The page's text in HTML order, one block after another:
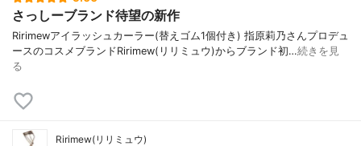
さっしーブランド待望の新作
⁡Ririmew⁡⁡アイラッシュカーラー⁡⁡⁡(替えゴム1個付き) ⁡⁡⁡⁡⁡指原莉乃さんプロデュ
ースのコスメブランドRirimew(リリミュウ)からブランド初…続きを見
る
Ririmew(リリミュウ)